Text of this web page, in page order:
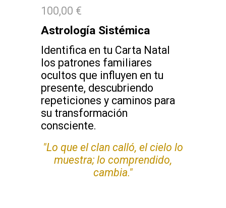
100,00 €
Astrología Sistémica
Identifica en tu Carta Natal
los patrones familiares
ocultos que influyen en tu
presente, descubriendo
repeticiones y caminos para
su transformación
consciente.
"Lo que el clan calló, el cielo lo
muestra; lo comprendido,
cambia."